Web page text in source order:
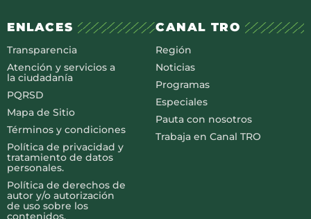
ENLACES
Transparencia
Atención y servicios a
la ciudadanía
PQRSD
Mapa de Sitio
Términos y condiciones
Política de privacidad y
tratamiento de datos
personales.
Política de derechos de
autor y/o autorización
de uso sobre los
contenidos.
CANAL TRO
Región
Noticias
Programas
Especiales
Pauta con nosotros
Trabaja en Canal TRO